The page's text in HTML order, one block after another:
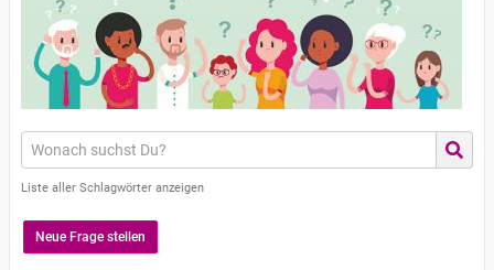
Liste aller Schlagwörter anzeigen
Neue Frage stellen